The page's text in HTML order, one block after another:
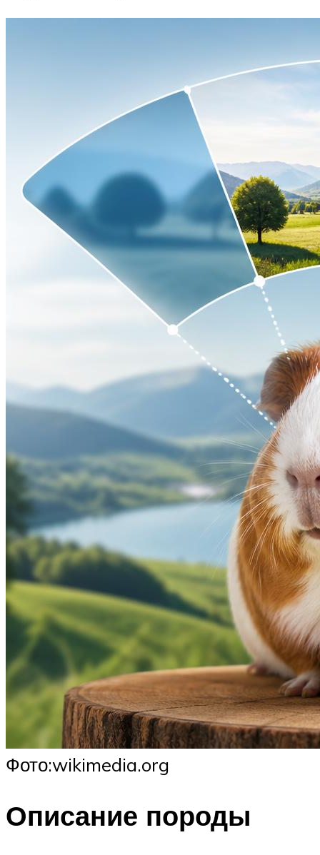
Фото:wikimedia.org
Описание породы